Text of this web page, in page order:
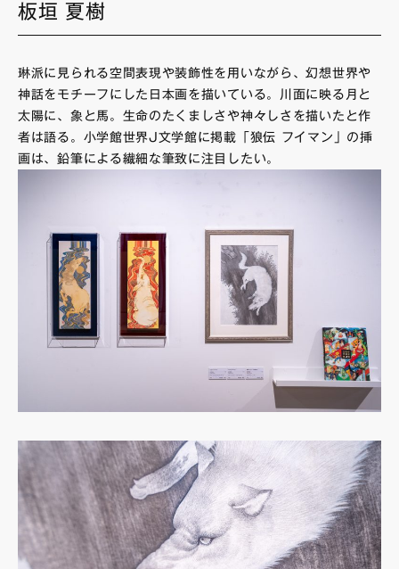
板垣 夏樹
琳派に見られる空間表現や装飾性を用いながら、幻想世界や
神話をモチーフにした日本画を描いている。川面に映る月と
太陽に、象と馬。生命のたくましさや神々しさを描いたと作
者は語る。小学館世界J文学館に掲載「狼伝 フイマン」の挿
画は、鉛筆による繊細な筆致に注目したい。